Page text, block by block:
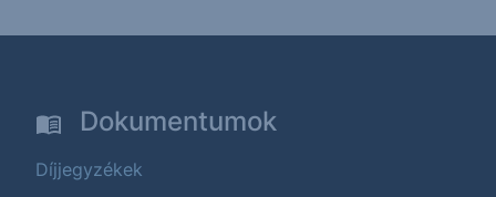
Dokumentumok
Díjjegyzékek